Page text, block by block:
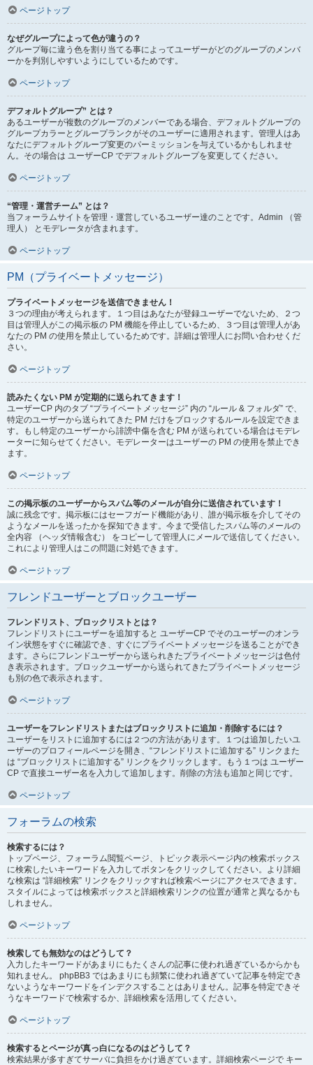
ページトップ
なぜグループによって色が違うの？
グループ毎に違う色を割り当てる事によってユーザーがどのグループのメンバ
ーかを判別しやすいようにしているためです。
ページトップ
デフォルトグループ” とは？
あるユーザーが複数のグループのメンバーである場合、デフォルトグループの
グループカラーとグループランクがそのユーザーに適用されます。管理人はあ
なたにデフォルトグループ変更のパーミッションを与えているかもしれませ
ん。その場合は ユーザーCP でデフォルトグループを変更してください。
ページトップ
“管理・運営チーム” とは？
当フォーラムサイトを管理・運営しているユーザー達のことです。Admin （管
理人） とモデレータが含まれます。
ページトップ
PM（プライベートメッセージ）
プライベートメッセージを送信できません！
３つの理由が考えられます。１つ目はあなたが登録ユーザーでないため、２つ
目は管理人がこの掲示板の PM 機能を停止しているため、３つ目は管理人があ
なたの PM の使用を禁止しているためです。詳細は管理人にお問い合わせくだ
さい。
ページトップ
読みたくない PM が定期的に送られてきます！
ユーザーCP 内のタブ “プライベートメッセージ” 内の “ルール & フォルダ” で、
特定のユーザーから送られてきた PM だけをブロックするルールを設定できま
す。もし特定のユーザーから誹謗中傷を含む PM が送られている場合はモデレ
ーターに知らせてください。モデレーターはユーザーの PM の使用を禁止でき
ます。
ページトップ
この掲示板のユーザーからスパム等のメールが自分に送信されています！
誠に残念です。掲示板にはセーフガード機能があり、誰が掲示板を介してその
ようなメールを送ったかを探知できます。今まで受信したスパム等のメールの
全内容 （ヘッダ情報含む） をコピーして管理人にメールで送信してください。
これにより管理人はこの問題に対処できます。
ページトップ
フレンドユーザーとブロックユーザー
フレンドリスト、ブロックリストとは？
フレンドリストにユーザーを追加すると ユーザーCP でそのユーザーのオンラ
イン状態をすぐに確認でき、すぐにプライベートメッセージを送ることができ
ます。さらにフレンドユーザーから送られきたプライベートメッセージは色付
き表示されます。ブロックユーザーから送られてきたプライベートメッセージ
も別の色で表示されます。
ページトップ
ユーザーをフレンドリストまたはブロックリストに追加・削除するには？
ユーザーをリストに追加するには２つの方法があります。１つは追加したいユ
ーザーのプロフィールページを開き、“フレンドリストに追加する” リンクまた
は “ブロックリストに追加する” リンクをクリックします。もう１つは ユーザー
CP で直接ユーザー名を入力して追加します。削除の方法も追加と同じです。
ページトップ
フォーラムの検索
検索するには？
トップページ、フォーラム閲覧ページ、トピック表示ページ内の検索ボックス
に検索したいキーワードを入力してボタンをクリックしてください。より詳細
な検索は “詳細検索” リンクをクリックすれば検索ページにアクセスできます。
スタイルによっては検索ボックスと詳細検索リンクの位置が通常と異なるかも
しれません。
ページトップ
検索しても無効なのはどうして？
入力したキーワードがあまりにもたくさんの記事に使われ過ぎているからかも
知れません。 phpBB3 ではあまりにも頻繁に使われ過ぎていて記事を特定でき
ないようなキーワードをインデクスすることはありません。記事を特定できそ
うなキーワードで検索するか、詳細検索を活用してください。
ページトップ
検索するとページが真っ白になるのはどうして？
検索結果が多すぎてサーバに負担をかけ過ぎています。詳細検索ページで キー